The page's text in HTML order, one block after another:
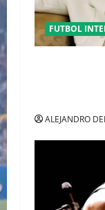
FUTBOL
ALEJANDRO